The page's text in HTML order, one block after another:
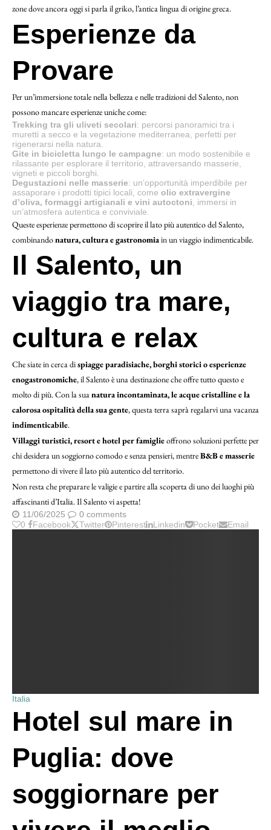
zone dove ancora oggi si parla il griko, l’antica lingua di origine greca.
Esperienze da
Provare
Per un’immersione totale nella bellezza e nelle tradizioni del Salento, non
possono mancare esperienze uniche come:
Trekking tra gli uliveti secolari: percorsi panoramici tra i
muretti a secco e la vegetazione mediterranea, perfetti per
rigenerarsi nella natura.
Gite in bicicletta lungo le campagne: un modo sostenibile e
rilassante per esplorare il territorio, attraversando masserie,
vigneti e piccoli borghi.
Degustazioni nelle masserie: un’opportunità imperdibile per
assaporare i prodotti tipici locali, come olio extravergine
d’oliva, formaggi artigianali e vini autoctoni , immersi in
un’atmosfera autentica e conviviale.
Queste esperienze permettono di scoprire il lato più autentico del Salento,
combinandonatura, cultura e gastronomiain un viaggio indimenticabile.
Il Salento, un
viaggio tra mare,
cultura e relax
Che siate in cerca dispiagge paradisiache, borghi storici o esperienze
enogastronomiche, il Salento è una destinazione che offre tutto questo e
molto di più. Con la suanatura incontaminata, le acque cristalline e la
calorosa ospitalità della sua gente, questa terra saprà regalarvi una vacanza
indimenticabile.
Villaggi turistici, resort e hotel per famiglieoffrono soluzioni perfette per
chi desidera un soggiorno comodo e senza pensieri, mentreB&B e masserie
permettono di vivere il lato più autentico del territorio.
Non resta che preparare le valigie e partire alla scoperta di uno dei luoghi più
affascinanti d’Italia. Il Salento vi aspetta!
11/06/2025
0 comments
0
Facebook Twitter Pinterest Linkedin Pocket Email
Italia
Hotel sul mare in
Puglia: dove
soggiornare per